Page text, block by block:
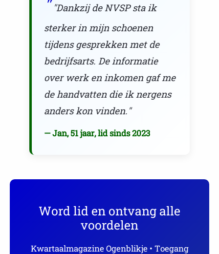
"Dankzij de NVSP sta ik
sterker in mijn schoenen
tijdens gesprekken met de
bedrijfsarts. De informatie
over werk en inkomen gaf me
de handvatten die ik nergens
anders kon vinden."
— Jan, 51 jaar, lid sinds 2023
Word lid en ontvang alle
voordelen
Kwartaalmagazine Ogenblikje • Toegang